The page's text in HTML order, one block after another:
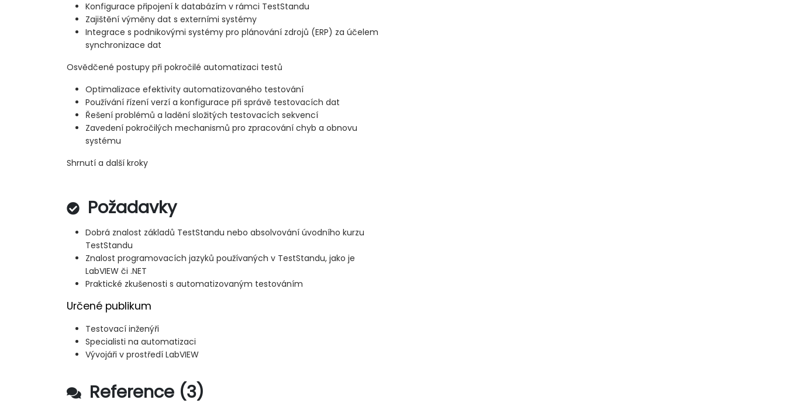
Konfigurace připojení k databázím v rámci TestStandu
Zajištění výměny dat s externími systémy
Integrace s podnikovými systémy pro plánování zdrojů (ERP) za účelem
synchronizace dat
Osvědčené postupy při pokročilé automatizaci testů
Optimalizace efektivity automatizovaného testování
Používání řízení verzí a konfigurace při správě testovacích dat
Řešení problémů a ladění složitých testovacích sekvencí
Zavedení pokročilých mechanismů pro zpracování chyb a obnovu
systému
Shrnutí a další kroky
Požadavky
Dobrá znalost základů TestStandu nebo absolvování úvodního kurzu
TestStandu
Znalost programovacích jazyků používaných v TestStandu, jako je
LabVIEW či .NET
Praktické zkušenosti s automatizovaným testováním
Určené publikum
Testovací inženýři
Specialisti na automatizaci
Vývojáři v prostředí LabVIEW
Reference (3)